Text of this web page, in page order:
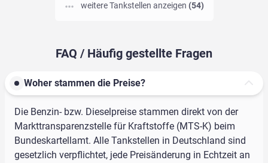
weitere Tankstellen anzeigen (54)
FAQ / Häufig gestellte Fragen
Woher stammen die Preise?
Die Benzin- bzw. Dieselpreise stammen direkt von der
Markttransparenzstelle für Kraftstoffe (MTS-K) beim
Bundeskartellamt. Alle Tankstellen in Deutschland sind
gesetzlich verpflichtet, jede Preisänderung in Echtzeit an